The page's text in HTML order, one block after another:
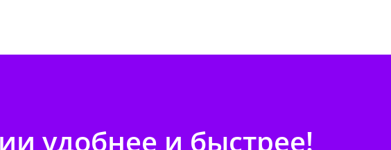
удобнее и быстрее!